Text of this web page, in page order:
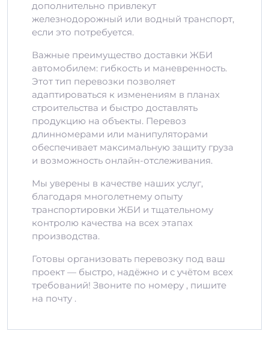
дополнительно привлекут
железнодорожный или водный транспорт,
если это потребуется.
Важные преимущество доставки ЖБИ
автомобилем: гибкость и маневренность.
Этот тип перевозки позволяет
адаптироваться к изменениям в планах
строительства и быстро доставлять
продукцию на объекты. Перевоз
длинномерами или манипуляторами
обеспечивает максимальную защиту груза
и возможность онлайн-отслеживания.
Мы уверены в качестве наших услуг,
благодаря многолетнему опыту
транспортировки ЖБИ и тщательному
контролю качества на всех этапах
производства.
Готовы организовать перевозку под ваш
проект — быстро, надёжно и с учётом всех
требований! Звоните по номеру , пишите
на почту .